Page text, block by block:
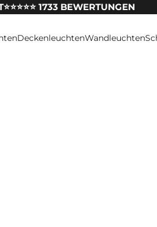
1733 BEWERTUNGEN
DeckenleuchtenWandleuchten